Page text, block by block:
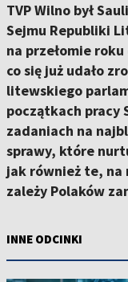
TVP Wilno był
Sejmu Republiki
na przełomie
co się już udało
litewskiego
początkach pracy
zadaniach na
sprawy, które
jak również te,
zależy Polaków
INNE ODCINKI